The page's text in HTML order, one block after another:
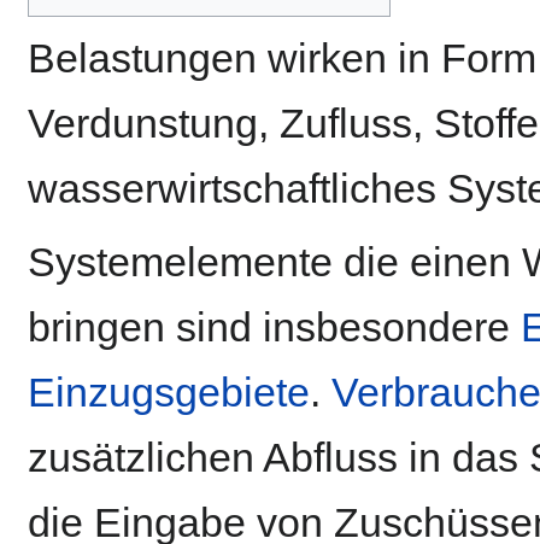
Belastungen wirken in
Verdunstung, Zufluss,
wasserwirtschaftliches
Systemelemente die einen
bringen sind insbesondere
Einzugsgebiete.
zusätzlichen Abfluss in das
die Eingabe von